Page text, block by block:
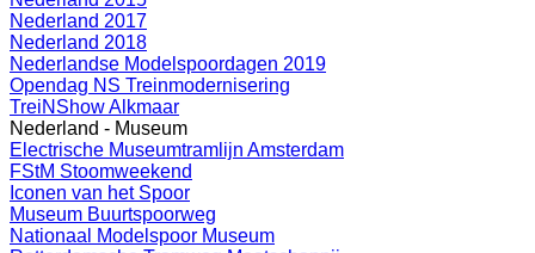
Nederland 2017
Nederland 2018
Nederlandse Modelspoordagen 2019
Opendag NS Treinmodernisering
TreiNShow Alkmaar
Nederland - Museum
Electrische Museumtramlijn Amsterdam
FStM Stoomweekend
Iconen van het Spoor
Museum Buurtspoorweg
Nationaal Modelspoor Museum